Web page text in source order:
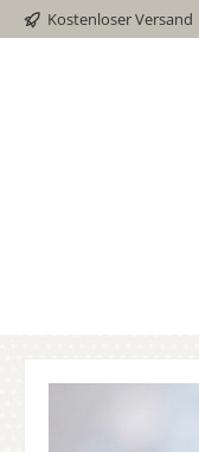
springen
Kostenloser Versand